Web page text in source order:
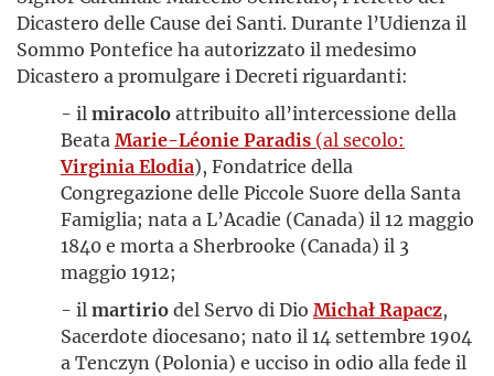
Dicastero delle Cause dei Santi. Durante l’Udienza il
Sommo Pontefice ha autorizzato il medesimo
Dicastero a promulgare i Decreti riguardanti:
- il miracoloattribuito all’intercessione della
Beata Marie-Léonie Paradis (al secolo:
Virginia Elodia), Fondatrice della
Congregazione delle Piccole Suore della Santa
Famiglia; nata a L’Acadie (Canada) il 12 maggio
1840 e morta a Sherbrooke (Canada) il 3
maggio 1912;
- il martiriodel Servo di Dio Michał Rapacz,
Sacerdote diocesano; nato il 14 settembre 1904
a Tenczyn (Polonia) e ucciso in odio alla fede il